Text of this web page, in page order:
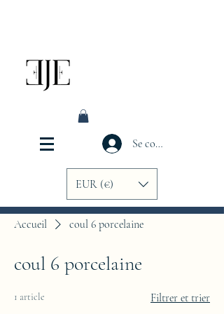
Se connecter
EUR (€)
Accueil coul 6 porcelaine
coul 6 porcelaine
1 article Filtrer et trier